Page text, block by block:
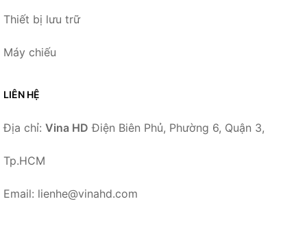
Thiết bị lưu trữ
Máy chiếu
LIÊN HỆ
Địa chỉ: Vina HD Điện Biên Phủ, Phường 6, Quận 3,
Tp.HCM
Email: lienhe@vinahd.com